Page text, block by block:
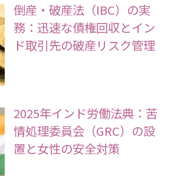
倒産・破産法（IBC）の実
務：迅速な債権回収とイン
ド取引先の破産リスク管理
2025年インド労働法典：苦
情処理委員会（GRC）の設
置と女性の安全対策